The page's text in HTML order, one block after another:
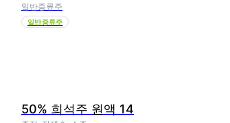
일반증류주
일반증류주
50% 희석주 원액 14